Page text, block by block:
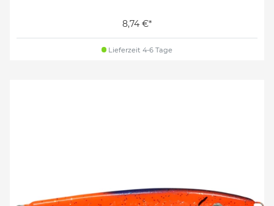
8,74 €*
Lieferzeit 4-6 Tage